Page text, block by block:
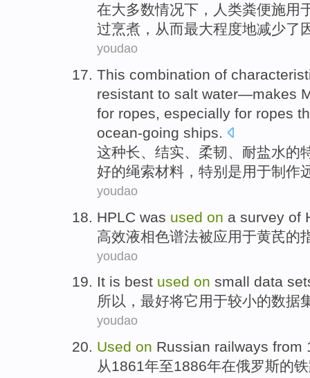
在大多数情况下 ， 人类粪便施用
过烹煮 ， 从而最大程度地减少了
youdao
This combination of
resistant to salt water—makes
for ropes, especially for ropes
ocean-going ships.
这种长、 结实、 柔韧、 耐盐水的
好的绳索材料 ， 特别是用于制作
youdao
HPLC was used on a survey of
高效液相色谱法被应用于黄芪的
youdao
It is best used on small data
所以 ， 最好将它用于较小的数据
youdao
Used on Russian railways from
从1861年至1886年在俄罗斯的